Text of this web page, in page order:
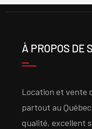
À PROPOS DE
Location et vente
partout au
qualité, excellent